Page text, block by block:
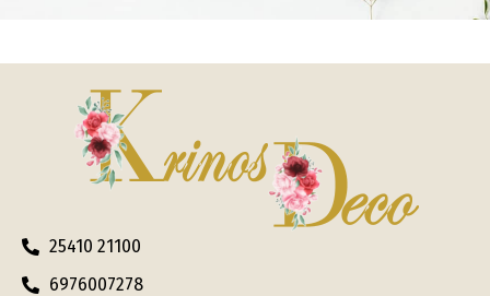
25410 21100
6976007278